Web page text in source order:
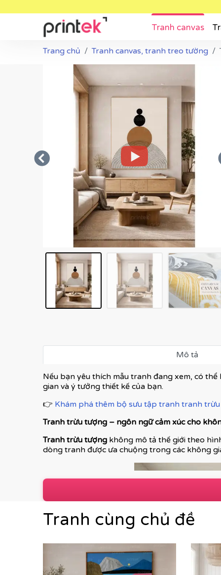
Tranh canvas
Trang chủ Tranh canvas, tranh treo tường
Mô tả
Nếu bạn yêu thích mẫu tranh đang xem, có
gian và ý tưởng thiết kế của bạn.
👉 Khám phá thêm bộ sưu tập tranh tranh
Tranh trừu tượng – ngôn ngữ cảm xúc cho
Tranh trừu tượng không mô tả thế giới theo
dòng tranh được ưa chuộng trong các không
Tranh cùng chủ đề